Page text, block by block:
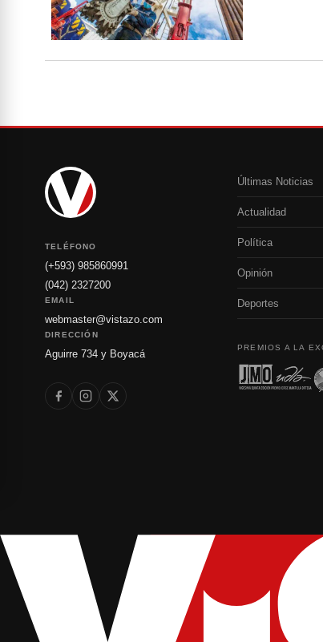
TELÉFONO
(+593) 985860991
(042) 2327200
EMAIL
webmaster@vistazo.com
DIRECCIÓN
Aguirre 734 y Boyacá
Últimas Noticias
Actualidad
Política
Opinión
Deportes
PREMIOS A LA